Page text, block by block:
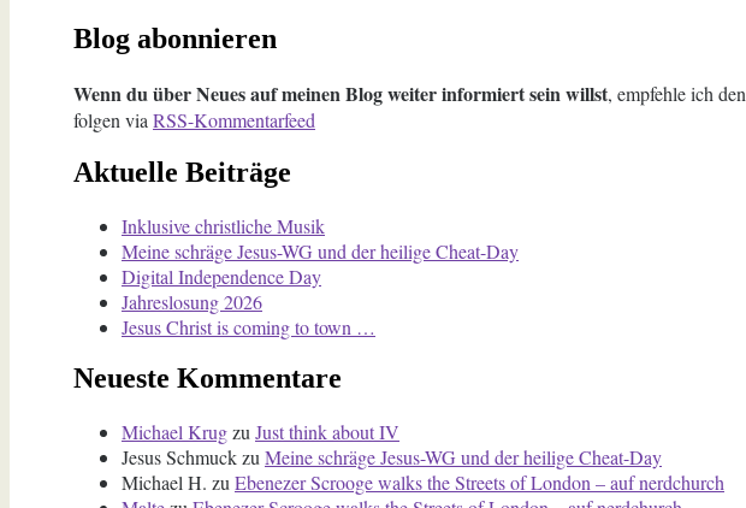
Blog abonnieren
Wenn du über Neues auf meinen Blog weiter informiert sein willst, empfehle ich den
folgen via RSS-Kommentarfeed
Aktuelle Beiträge
Inklusive christliche Musik
Meine schräge Jesus-WG und der heilige Cheat-Day
Digital Independence Day
Jahreslosung 2026
Jesus Christ is coming to town …
Neueste Kommentare
Michael KrugzuJust think about IV
Jesus SchmuckzuMeine schräge Jesus-WG und der heilige Cheat-Day
Michael H. zuEbenezer Scrooge walks the Streets of London – auf nerdchurch